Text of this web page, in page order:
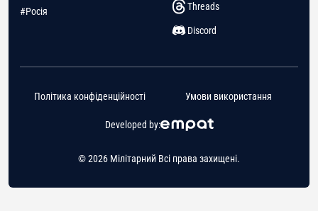
#Росія
Threads
Discord
© 2026 Мілітарний Всі права захищені.
Developed by:
Політика конфіденційності Умови використання